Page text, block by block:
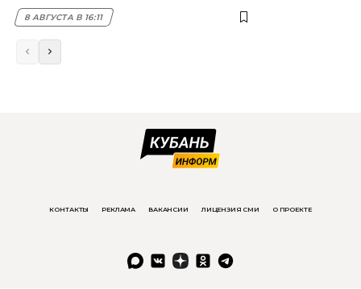
8 АВГУСТА В 16:11
КОНТАКТЫ РЕКЛАМА ВАКАНСИИ ЛИЦЕНЗИЯ СМИ О ПРОЕКТЕ